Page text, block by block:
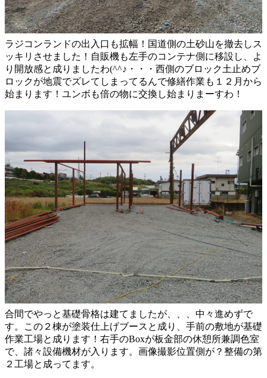
ラジコンランドの出入口も拡幅！国道側の土砂山を撤去しス
ッキリさせました！自販機も左手のコンテナ側に移設し、よ
り開放感と成りましたわ(^^♪・・・西側のブロック土止めブ
ロックが地震でズレてしまってるんで修繕作業も１２月から
始まります！ユンボも倍の物に交換し始まりまーすわ！
合間でやっと基礎骨格は建てましたが、、、中々進めずで
す。この２棟が塗装仕上げブースと成り、手前の敷地が基礎
作業工場と成ります！右手のBoxが板金部の休憩所兼調色室
で、諸々設備機材が入ります。画像撮影位置側が？整備の第
２工場と成ってます。